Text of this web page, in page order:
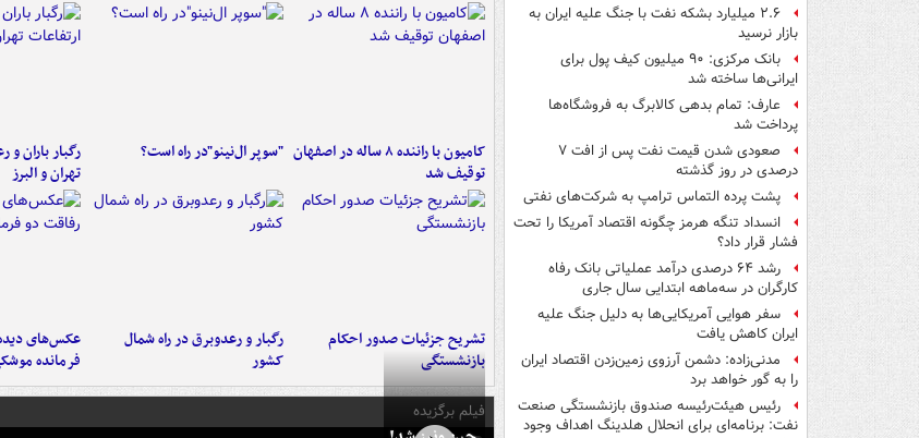
۲.۶ میلیارد بشکه نفت با جنگ علیه ایران به
بازار نرسید
بانک مرکزی: ۹۰ میلیون کیف پول برای
ایرانی‌ها ساخته شد
عارف: تمام بدهی کالابرگ به فروشگاه‌ها
پرداخت شد
صعودی شدن قیمت نفت پس از افت ۷
درصدی در روز گذشته
پشت پرده التماس ترامپ به شرکت‌های نفتی
انسداد تنگه هرمز چگونه اقتصاد آمریکا را تحت
فشار قرار داد؟
رشد ۶۴ درصدی درآمد عملیاتی بانک رفاه
کارگران در سه‌ماهه ابتدایی سال جاری
سفر هوایی آمریکایی‌ها به دلیل جنگ علیه
ایران کاهش یافت
مدنی‌زاده: دشمن آرزوی زمین‌زدن اقتصاد ایران
را به گور خواهد برد
رئیس هیئت‌رئیسه صندوق بازنشستگی صنعت
نفت: برنامه‌ای برای انحلال هلدینگ اهداف وجود
کامیون با راننده ۸ ساله در اصفهان
توقیف شد
"سوپر ال‌نینو"در راه است؟
رگبار باران
تهران و البرز
تشریح جزئیات صدور احکام
بازنشستگی
رگبار و رعدوبرق در راه شمال
کشور
عکس‌های
فرمانده‌
فیلم برگزیده